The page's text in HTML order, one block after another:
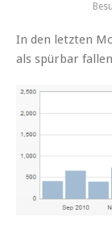
In den let­zten
als spür­bar